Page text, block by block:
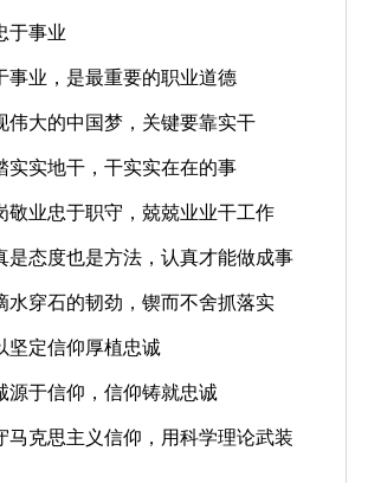
事业
业，是最重要的职业道德
大的中国梦，关键要靠实干
实地干，干实实在在的事
业忠于职守，兢兢业业干工作
态度也是方法，认真才能做成事
穿石的韧劲，锲而不舍抓落实
定信仰厚植忠诚
于信仰，信仰铸就忠诚
克思主义信仰，用科学理论武装